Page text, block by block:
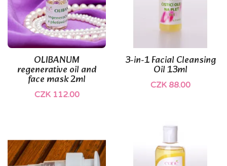
OLIBANUM
regenerative oil and
face mask 2ml
CZK 112.00
3-in-1 Facial Cleansing
Oil 13ml
CZK 88.00